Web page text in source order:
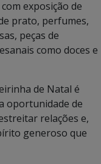
exposição de
prato, perfumes,
peças de
como doces e
de Natal é
oportunidade de
relações e,
generoso que